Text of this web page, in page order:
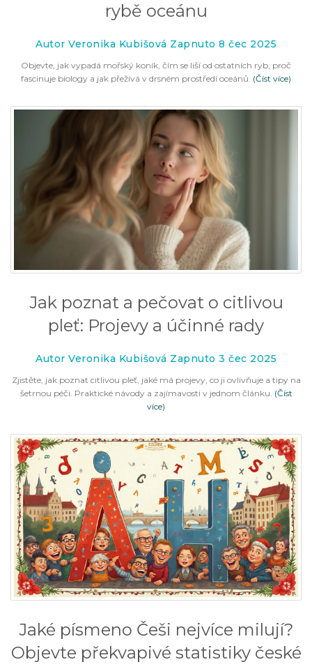
rybě oceánu
Autor Veronika Kubišová Zapnuto 8 čec 2025
Objevte, jak vypadá mořský koník, čím se liší od ostatních ryb, proč
fascinuje biology a jak přežívá v drsném prostředí oceánů. (Číst více)
Jak poznat a pečovat o citlivou
pleť: Projevy a účinné rady
Autor Veronika Kubišová Zapnuto 3 čec 2025
Zjistěte, jak poznat citlivou pleť, jaké má projevy, co ji ovlivňuje a tipy na
šetrnou péči. Praktické návody a zajímavosti v jednom článku. (Číst
více)
Jaké písmeno Češi nejvíce milují?
Objevte překvapivé statistiky české